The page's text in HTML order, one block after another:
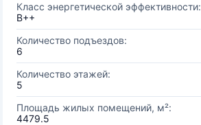
Класс энергетической эффективности:
B++
Количество подъездов:
6
Количество этажей:
5
Площадь жилых помещений, м²:
4479.5